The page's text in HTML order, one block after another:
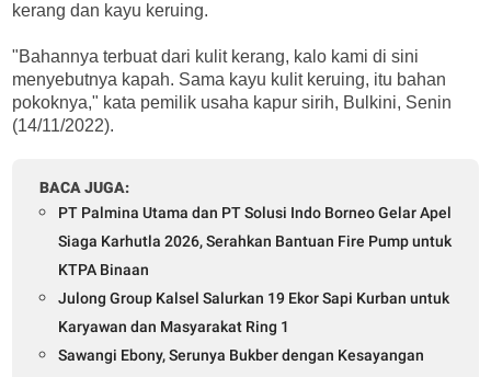
kerang dan kayu keruing.
"Bahannya terbuat dari kulit kerang, kalo kami di sini
menyebutnya kapah. Sama kayu kulit keruing, itu bahan
pokoknya," kata pemilik usaha kapur sirih, Bulkini, Senin
(14/11/2022).
BACA JUGA:
PT Palmina Utama dan PT Solusi Indo Borneo Gelar Apel
Siaga Karhutla 2026, Serahkan Bantuan Fire Pump untuk
KTPA Binaan
Julong Group Kalsel Salurkan 19 Ekor Sapi Kurban untuk
Karyawan dan Masyarakat Ring 1
Sawangi Ebony, Serunya Bukber dengan Kesayangan